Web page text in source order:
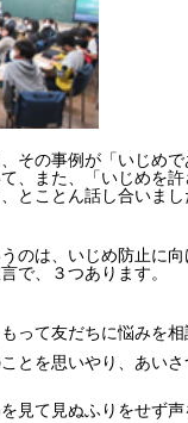
その事例が「いじめ
、また、「いじめを
とことん話し合いまし
のは、いじめ防止に
で、３つあります。
って友だちに悩みを相
とを思いやり、あい
見て見ぬふりをせず声